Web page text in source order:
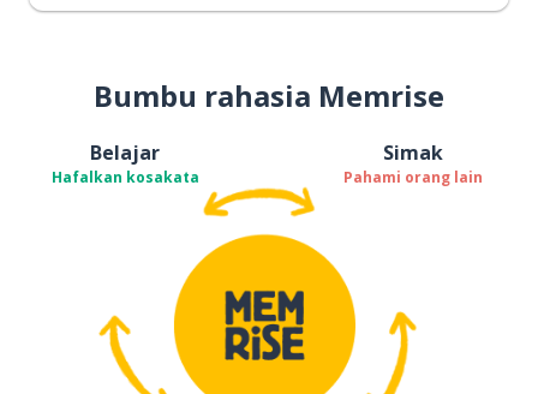
Bumbu rahasia Memrise
Belajar
Hafalkan kosakata
Simak
Pahami orang lain